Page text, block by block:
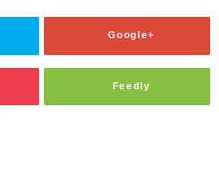
Google+
Feedly